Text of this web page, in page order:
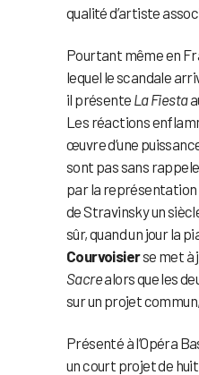
qualité d’artiste
Pourtant même en
lequel le scandale
il présente La Fiesta
Les réactions
œuvre d’une
sont pas sans
par la représentation
de Stravinsky un
sûr, quand un jour la
Courvoisierse met à
Sacrealors que les
sur un projet
Présenté à l’Opéra
un court projet de